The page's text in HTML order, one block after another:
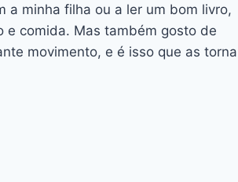
a minha filha ou a ler um bom livro,
e comida. Mas também gosto de
movimento, e é isso que as torna